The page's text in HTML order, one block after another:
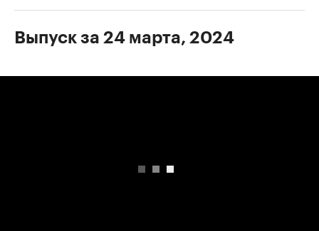
Выпуск за 24 марта, 2024